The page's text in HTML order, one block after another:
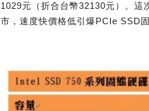
1029元（折合台幣32130元）。
市，速度快價格低引爆PCIe SSD